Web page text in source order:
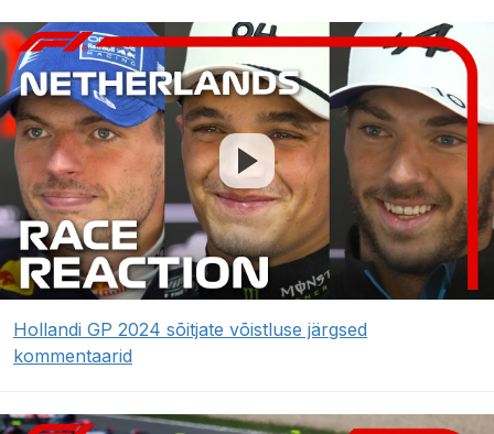
Hollandi GP 2024 sõitjate võistluse järgsed
kommentaarid